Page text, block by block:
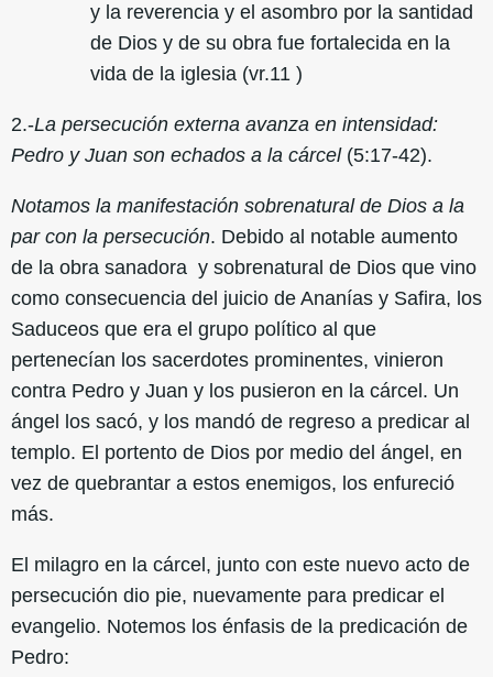
y la reverencia y el asombro por la santidad
de Dios y de su obra fue fortalecida en la
vida de la iglesia (vr.11 )
2.-La persecución externa avanza en intensidad:
Pedro y Juan son echados a la cárcel(5:17-42).
Notamos la manifestación sobrenatural de Dios a la
par con la persecución. Debido al notable aumento
de la obra sanadora y sobrenatural de Dios que vino
como consecuencia del juicio de Ananías y Safira, los
Saduceos que era el grupo político al que
pertenecían los sacerdotes prominentes, vinieron
contra Pedro y Juan y los pusieron en la cárcel. Un
ángel los sacó, y los mandó de regreso a predicar al
templo. El portento de Dios por medio del ángel, en
vez de quebrantar a estos enemigos, los enfureció
más.
El milagro en la cárcel, junto con este nuevo acto de
persecución dio pie, nuevamente para predicar el
evangelio. Notemos los énfasis de la predicación de
Pedro: